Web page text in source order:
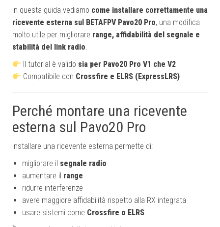
In questa guida vediamo come installare correttamente una
ricevente esterna sul BETAFPV Pavo20 Pro, una modifica
molto utile per migliorare range, affidabilità del segnale e
stabilità del link radio.
Il tutorial è valido sia per Pavo20 Pro V1 che V2
Compatibile con Crossfire e ELRS (ExpressLRS)
Perché montare una ricevente
esterna sul Pavo20 Pro
Installare una ricevente esterna permette di:
migliorare il segnale radio
aumentare il range
ridurre interferenze
avere maggiore affidabilità rispetto alla RX integrata
usare sistemi come Crossfire o ELRS